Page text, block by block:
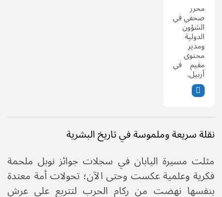
نقلة سريعة وملموسة في تاريخ البشرية
مثلت مسيرة اليابان في سجلات جوائز نوبل ملحمة
فكرية وعلمية عكست وحتى الآن؛ تحولات أمة معتدة
بنفسها نهضت من ركام الحرب لتتربع على عرش
محرر
صحفي في
الشؤون
الدولية
ومدير
محتوى
مقيم في
أربيل.